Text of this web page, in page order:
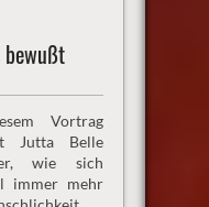
bewußt
Vortrag
Jutta Belle
wie sich
immer mehr